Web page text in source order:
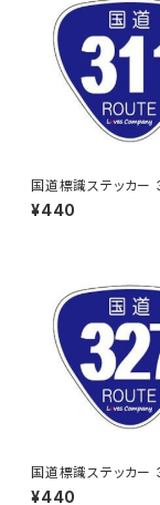
国道標識ステッカー
¥440
国道標識ステッカ
¥440